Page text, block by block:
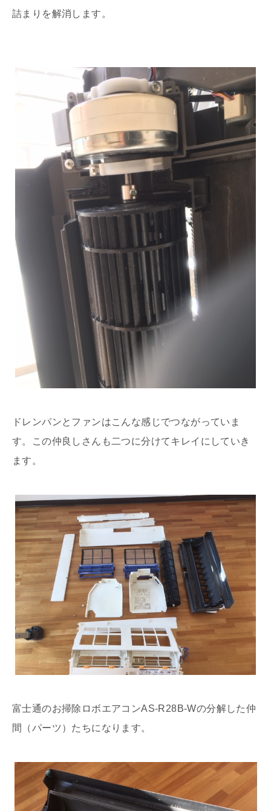
詰まりを解消します。
ドレンパンとファンはこんな感じでつながっていま
す。この仲良しさんも二つに分けてキレイにしていき
ます。
富士通のお掃除ロボエアコンAS-R28B-Wの分解した仲
間（パーツ）たちになります。